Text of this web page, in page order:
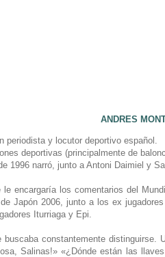
ANDRES
periodista y locutor deportivo español.
deportivas (principalmente de
1996 narró, junto a Antoni Daimiel y
encargaría los comentarios del
Japón 2006, junto a los ex
Iturriaga y Epi.
constantemente
Salinas!» «¿Dónde están las